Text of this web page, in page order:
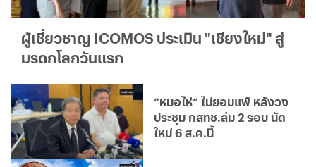
ผู้เชี่ยวชาญ ICOMOS ประเมิน "เชียงใหม่" สู่
มรดกโลกวันแรก
“หมอไห่” ไม่ยอมแพ้ หลังวง
ประชุม กสทช.ล่ม 2 รอบ นัด
ใหม่ 6 ส.ค.นี้